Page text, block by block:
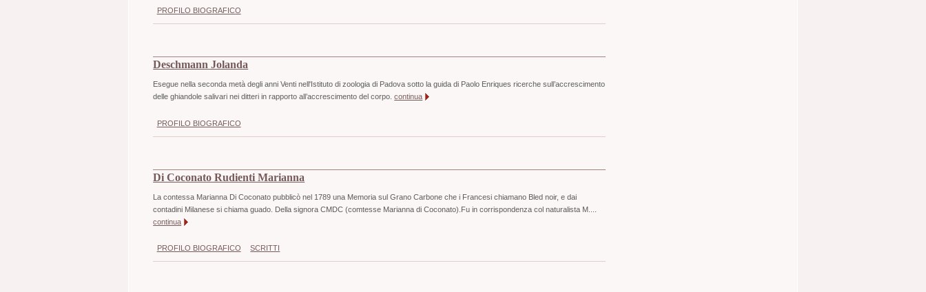
PROFILO BIOGRAFICO
Deschmann Jolanda
Esegue nella seconda metà degli anni Venti nell'Istituto di zoologia di Padova sotto la guida di Paolo Enriques ricerche sull’accrescimento
delle ghiandole salivari nei ditteri in rapporto all’accrescimento del corpo.continua
PROFILO BIOGRAFICO
Di Coconato Rudienti Marianna
La contessa Marianna Di Coconato pubblicò nel 1789 una Memoria sul Grano Carbone che i Francesi chiamano Bled noir, e dai
contadini Milanese si chiama guado. Della signora CMDC (comtesse Marianna di Coconato).Fu in corrispondenza col naturalista M....
continua
PROFILO BIOGRAFICO SCRITTI